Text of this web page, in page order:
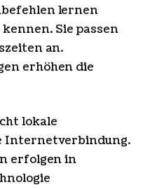
lernen
Sie passen
an.
erhöhen die
lokale
Internetverbindung.
erfolgen in